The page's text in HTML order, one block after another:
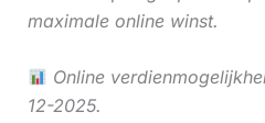
maximale online winst.
Online
12-2025.